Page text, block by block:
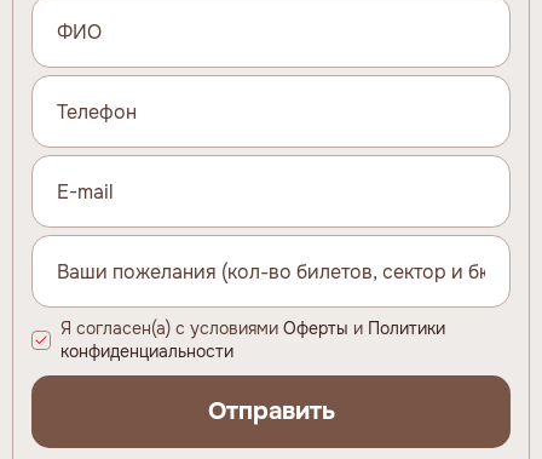
Я согласен(а) с условиями Оферты и Политики
конфиденциальности
Отправить